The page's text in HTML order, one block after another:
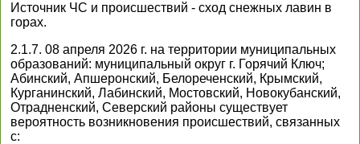
Источник ЧС и происшествий - сход снежных лавин в
горах.
2.1.7. 08 апреля 2026 г. на территории муниципальных
образований: муниципальный округ г. Горячий Ключ;
Абинский, Апшеронский, Белореченский, Крымский,
Курганинский, Лабинский, Мостовский, Новокубанский,
Отрадненский, Северский районы существует
вероятность возникновения происшествий, связанных
с: